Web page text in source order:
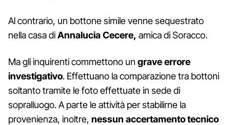
Al contrario, un bottone simile venne sequestrato
nella casa diAnnalucia Cecere, amica di Soracco.
Ma gli inquirenti commettono un grave errore
investigativo. Effettuano la comparazione tra bottoni
soltanto tramite le foto effettuate in sede di
sopralluogo. A parte le attività per stabilirne la
provenienza, inoltre, nessun accertamento tecnico